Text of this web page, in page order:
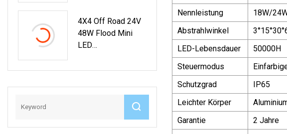
Hochhelles
Wasserdichtes
COB-SMD-Flutlicht
4X4 Off Road 24V
48W Flood Mini
LED
Erfer Für Auto Auto
Nennleistung
18W/
Abstrahlwinkel
LED-Lebensdauer
50000H
Steuermodus
Schutzgrad
IP65
Leichter Körper
Garantie
2 Jahre